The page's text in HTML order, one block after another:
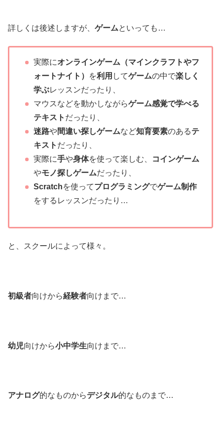
詳しくは後述しますが、 ゲームといっても…
実際にオンラインゲーム（マインクラフトやフ
ォートナイト）
を利用 してゲームの中で楽しく
学ぶレッスンだったり、
マウスなどを動かしながらゲーム感覚で学べる
テキスト だったり、
迷路や間違い探しゲームなど知育要素のあるテ
キスト だったり、
実際に手や身体を使って楽しむ、
コインゲーム
やモノ探しゲームだったり、
Scratchを使ってプログラミングでゲーム制作
をするレッスンだったり…
と、スクールによって様々。
初級者向けから経験者向けまで…
幼児向けから小中学生向けまで…
アナログ的なものからデジタル的なものまで…